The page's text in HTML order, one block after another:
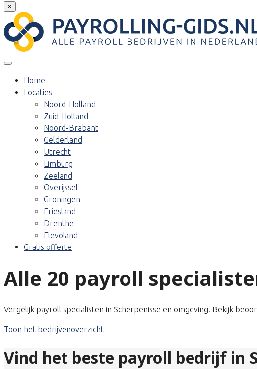
×
Home
Locaties
Noord-Holland
Zuid-Holland
Noord-Brabant
Gelderland
Utrecht
Limburg
Zeeland
Overijssel
Groningen
Friesland
Drenthe
Flevoland
Gratis offerte
Alle 20 payroll
Vergelijk payroll specialisten in Scherpenisse en omgeving. Bekijk
Toon het bedrijvenoverzicht
Vind het beste payroll bedrijf in